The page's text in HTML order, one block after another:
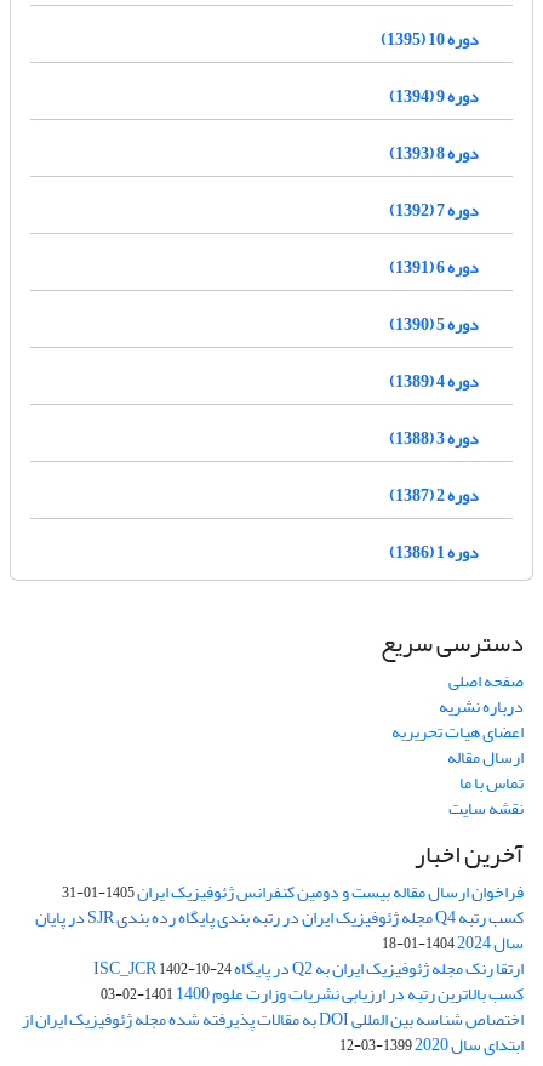
دوره 10 (1395)
دوره 9 (1394)
دوره 8 (1393)
دوره 7 (1392)
دوره 6 (1391)
دوره 5 (1390)
دوره 4 (1389)
دوره 3 (1388)
دوره 2 (1387)
دوره 1 (1386)
دسترسی سریع
صفحه اصلی
درباره نشریه
اعضای هیات تحریریه
ارسال مقاله
تماس با ما
نقشه سایت
آخرین اخبار
فراخوان ارسال مقاله بیست و دومین کنفرانس ژئوفیزیک ایران1405-01-31
کسب رتبه Q4 مجله ژئوفیزیک ایران در رتبه بندی پایگاه رده بندی SJR در پایان
سال 2024 1404-01-18
ارتقا رنک مجله ژئوفیزیک ایران به Q2 در پایگاه ISC_JCR 1402-10-24
کسب بالاترین رتبه در ارزیابی نشریات وزارت علوم 1400 1401-02-03
اختصاص شناسه بین المللی DOI به مقالات پذیرفته شده مجله ژئوفیزیک ایران از
ابتدای سال 2020 1399-03-12